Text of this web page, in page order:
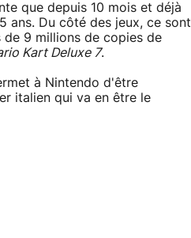
que depuis 10 mois et déjà
ans. Du côté des jeux, ce sont
de 9 millions de copies de
Kart Deluxe 7.
à Nintendo d'être
italien qui va en être le